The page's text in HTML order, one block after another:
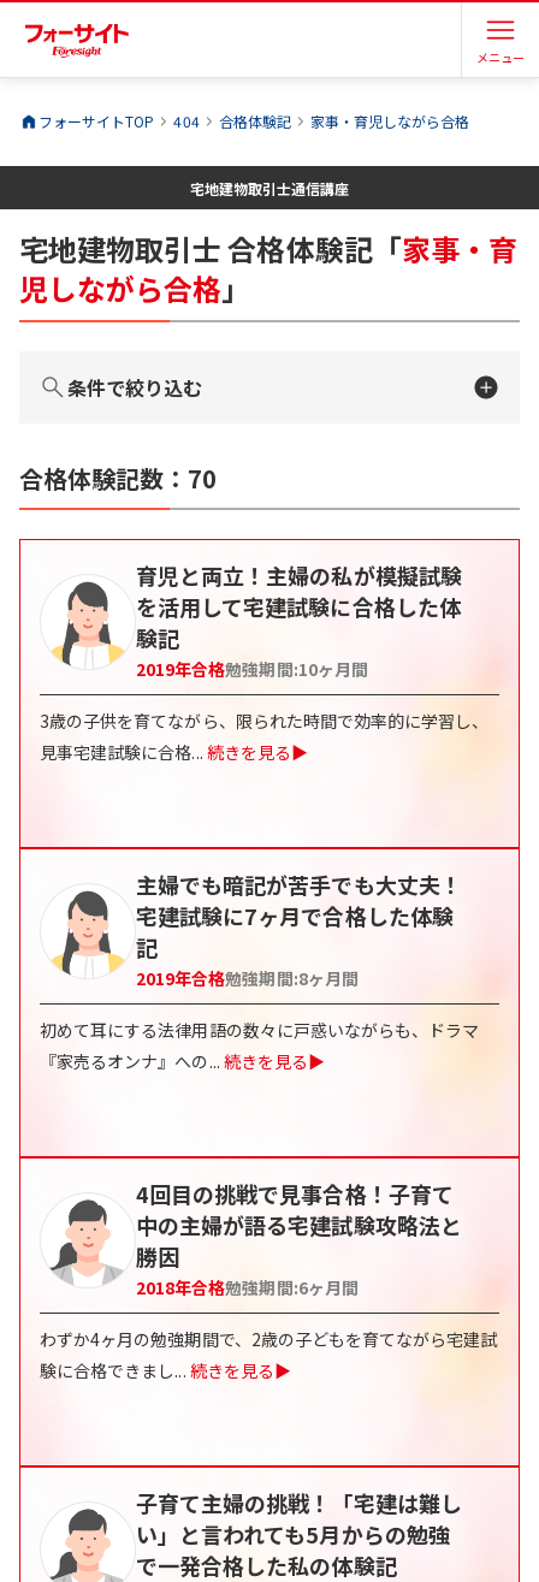
メニュー
フォーサイトTOP 404 合格体験記 家事・育児しながら合格
宅地建物取引士通信講座
宅地建物取引士合格体験記「家事・育
児しながら合格」
条件で絞り込む
合格体験記数： 70
育児と両立！主婦の私が模擬試験
を活用して宅建試験に合格した体
験記
2019年合格勉強期間:10ヶ月間
3歳の子供を育てながら、限られた時間で効率的に学習し、
見事宅建試験に合格... 続きを見る▶
主婦でも暗記が苦手でも大丈夫！
宅建試験に7ヶ月で合格した体験
記
2019年合格勉強期間:8ヶ月間
初めて耳にする法律用語の数々に戸惑いながらも、ドラマ
『家売るオンナ』への... 続きを見る▶
4回目の挑戦で見事合格！子育て
中の主婦が語る宅建試験攻略法と
勝因
2018年合格勉強期間:6ヶ月間
わずか4ヶ月の勉強期間で、2歳の子どもを育てながら宅建試
験に合格できまし... 続きを見る▶
子育て主婦の挑戦！「宅建は難し
い」と言われても5月からの勉強
で一発合格した私の体験記